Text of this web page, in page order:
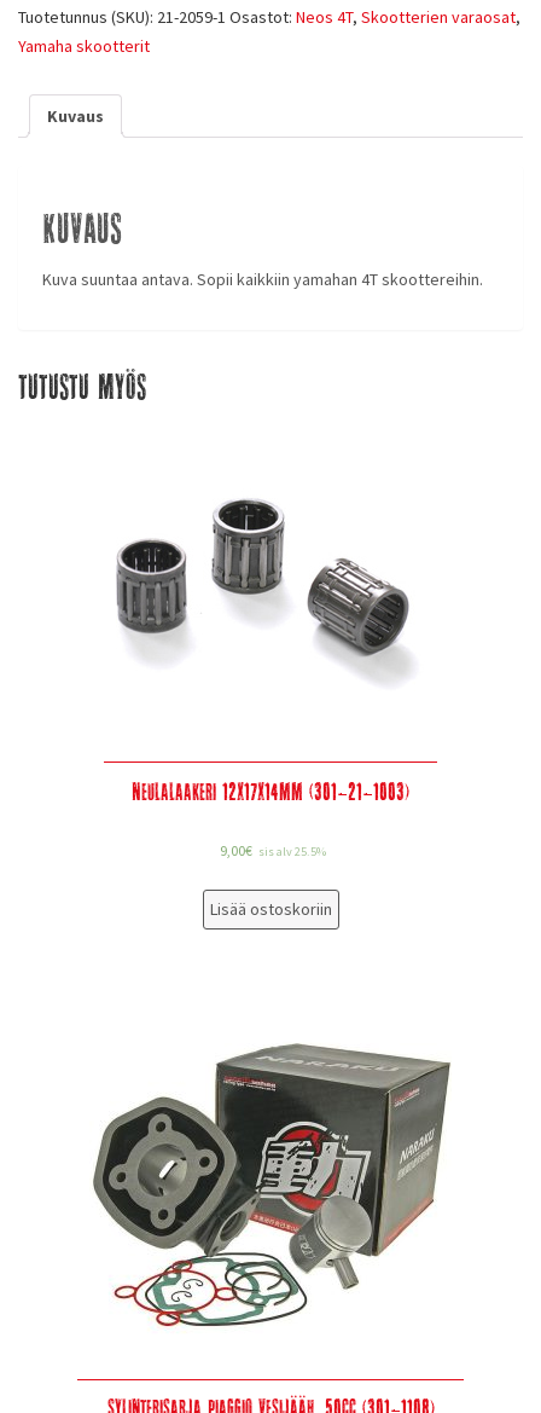
Tuotetunnus (SKU): 21-2059-1 Osastot: Neos 4T, Skootterien varaosat,
Yamaha skootterit
Kuvaus
Kuvaus
Kuva suuntaa antava. Sopii kaikkiin yamahan 4T skoottereihin.
Tutustu myös
Neulalaakeri 12x17x14mm (301-21-1003)
9,00€ sis alv 25.5%
Lisää ostoskoriin
Sylinterisarja Piaggio vesijääh. 50cc (301-1108)